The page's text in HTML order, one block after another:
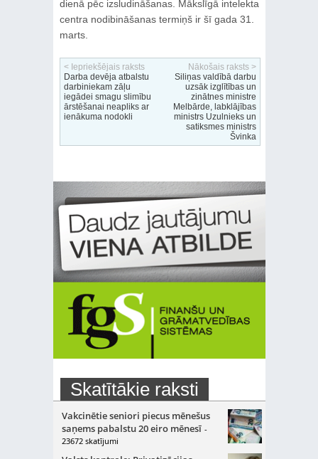
dienā pēc izsludināšanas. Mākslīgā intelekta
centra nodibināšanas termiņš ir šī gada 31.
marts.
< Iepriekšējais raksts
Darba devēja atbalstu
darbiniekam zāļu
iegādei smagu slimību
ārstēšanai neapliks ar
ienākuma nodokli
Nākošais raksts >
Siliņas valdībā darbu
uzsāk izglītības un
zinātnes ministre
Melbārde, labklājības
ministrs Uzulnieks un
satiksmes ministrs
Švinka
Skatītākie raksti
Vakcinētie seniori piecus mēnešus
saņems pabalstu 20 eiro mēnesī -
23672 skatījumi